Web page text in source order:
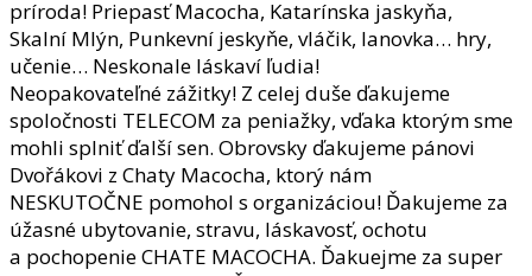
príroda! Priepasť Macocha, Katarínska jaskyňa,
Skalní Mlýn, Punkevní jeskyňe, vláčik, lanovka… hry,
učenie… Neskonale láskaví ľudia!
Neopakovateľné zážitky! Z celej duše ďakujeme
spoločnosti TELECOM za peniažky, vďaka ktorým sme
mohli splniť ďalší sen. Obrovsky ďakujeme pánovi
Dvořákovi z Chaty Macocha, ktorý nám
NESKUTOČNE pomohol s organizáciou! Ďakujeme za
úžasné ubytovanie, stravu, láskavosť, ochotu
a pochopenie CHATE MACOCHA. Ďakuejme za super